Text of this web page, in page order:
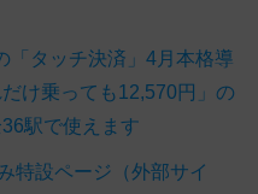
「タッチ決済」4月本格導
け乗っても12,570円」の
駅で使えます
特設ページ（外部サイ